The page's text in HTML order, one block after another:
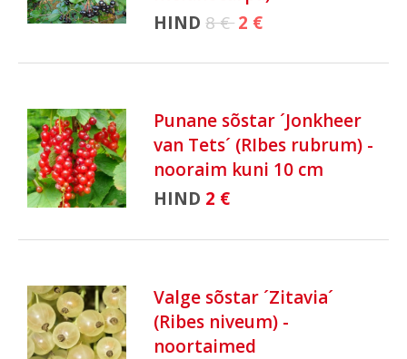
HIND 8 €2 €
Punane sõstar ´Jonkheer
van Tets´ (RIbes rubrum) -
nooraim kuni 10 cm
HIND 2 €
Valge sõstar ´Zitavia´
(Ribes niveum) -
noortaimed